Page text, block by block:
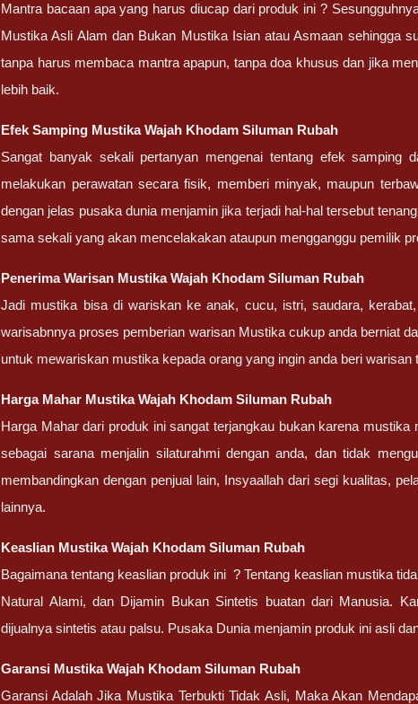
Mantra bacaan apa yang harus diucap dari produk ini ?
Mustika Asli Alam dan Bukan Mustika Isian atau Asmaan sehingga
tanpa harus membaca mantra apapun, tanpa doa khusus dan jika
lebih baik.
Efek Samping Mustika Wajah Khodam Siluman Rubah
Sangat banyak sekali pertanyan mengenai tentang efek
melakukan perawatan secara fisik, memberi minyak, maupun
dengan jelas pusaka dunia menjamin jika terjadi hal-hal tersebut
sama sekali yang akan mencelakakan ataupun mengganggu pemilik
Penerima Warisan Mustika Wajah Khodam Siluman Rubah
Jadi mustika bisa di wariskan ke anak, cucu, istri, saudara,
warisabnnya proses pemberian warisan Mustika cukup anda berniat
untuk mewariskan mustika kepada orang yang ingin anda beri warisan
Harga Mahar Mustika Wajah Khodam Siluman Rubah
Harga Mahar dari produk ini sangat terjangkau bukan karena
sebagai sarana menjalin silaturahmi dengan anda, dan tidak
membandingkan dengan penjual lain, Insyaallah dari segi kualitas,
lainnya.
Keaslian Mustika Wajah Khodam Siluman Rubah
Bagaimana tentang keaslian produk ini ? Tentang keaslian mustika
Natural Alami, dan Dijamin Bukan Sintetis buatan dari Manusia.
dijualnya sintetis atau palsu. Pusaka Dunia menjamin produk ini asli
Garansi Mustika Wajah Khodam Siluman Rubah
Garansi Adalah Jika Mustika Terbukti Tidak Asli, Maka Akan